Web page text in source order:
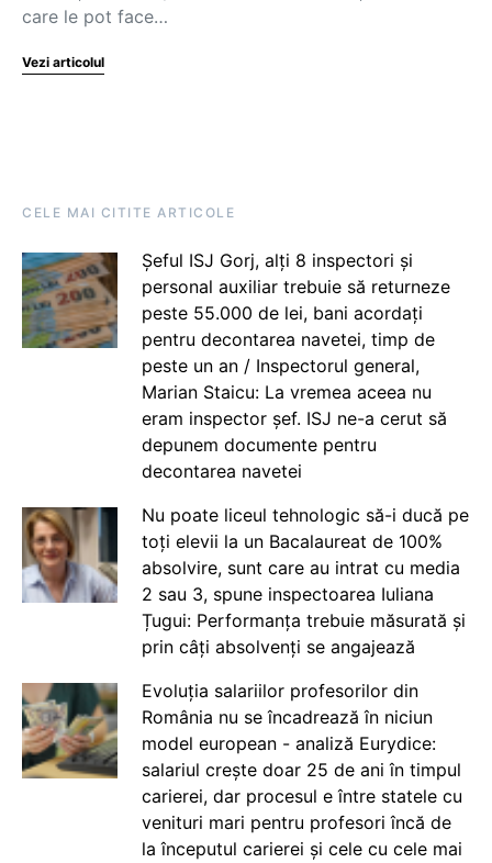
care le pot face…
Vezi articolul
CELE MAI CITITE ARTICOLE
Șeful ISJ Gorj, alți 8 inspectori și
personal auxiliar trebuie să returneze
peste 55.000 de lei, bani acordați
pentru decontarea navetei, timp de
peste un an / Inspectorul general,
Marian Staicu: La vremea aceea nu
eram inspector șef. ISJ ne-a cerut să
depunem documente pentru
decontarea navetei
Nu poate liceul tehnologic să-i ducă pe
toți elevii la un Bacalaureat de 100%
absolvire, sunt care au intrat cu media
2 sau 3, spune inspectoarea Iuliana
Țugui: Performanța trebuie măsurată și
prin câți absolvenți se angajează
Evoluția salariilor profesorilor din
România nu se încadrează în niciun
model european - analiză Eurydice:
salariul crește doar 25 de ani în timpul
carierei, dar procesul e între statele cu
venituri mari pentru profesori încă de
la începutul carierei și cele cu cele mai